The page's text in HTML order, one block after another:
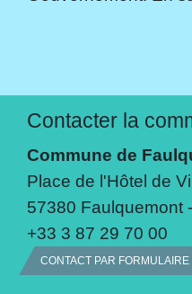
Contacter la
Commune de
Place de l'Hôtel de
57380 Faulquemont
+33 3 87 29 70 00
CONTACT PAR FORMULAIRE